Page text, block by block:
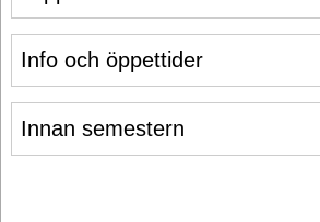
Info och öppettider
Innan semestern